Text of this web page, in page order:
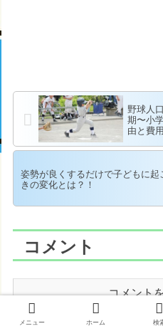
野球人
期〜小
由と費
姿勢が良くするだけで子どもに起
きの変化とは？！
コメント
コメント
メニュー ホーム 検